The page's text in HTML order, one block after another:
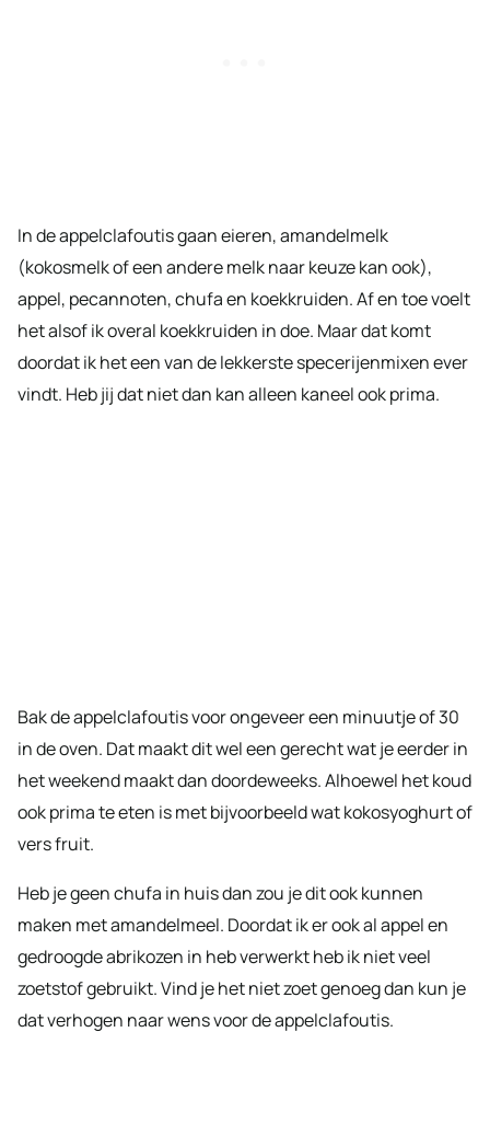
In de appelclafoutis gaan eieren, amandelmelk
(kokosmelk of een andere melk naar keuze kan ook),
appel, pecannoten, chufa en koekkruiden. Af en toe voelt
het alsof ik overal koekkruiden in doe. Maar dat komt
doordat ik het een van de lekkerste specerijenmixen ever
vindt. Heb jij dat niet dan kan alleen kaneel ook prima.
Bak de appelclafoutis voor ongeveer een minuutje of 30
in de oven. Dat maakt dit wel een gerecht wat je eerder in
het weekend maakt dan doordeweeks. Alhoewel het koud
ook prima te eten is met bijvoorbeeld wat kokosyoghurt of
vers fruit.
Heb je geen chufa in huis dan zou je dit ook kunnen
maken met amandelmeel. Doordat ik er ook al appel en
gedroogde abrikozen in heb verwerkt heb ik niet veel
zoetstof gebruikt. Vind je het niet zoet genoeg dan kun je
dat verhogen naar wens voor de appelclafoutis.